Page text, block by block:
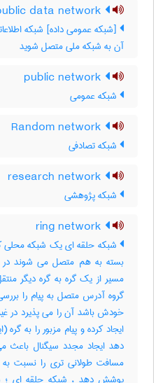
[شبکه عمومی داده] شبکه
آن به شبکه ملی متصل شوید
شبکه عمومی
شبکه تصادفی
شبکه پژوهشی
شبکه حلقه ای یک شبکه محلی
بسته به هم متصل می شوند در
مسیر از یک گره به گره دیگر
گروه آدرس متصل به پیام را
خودش باشد آن را می پذیرد در
ایجاد کرده و پیام مزبور را به
دهد ایجاد مجدد سیگنال باعث
مسافت طولانی تری را نسبت